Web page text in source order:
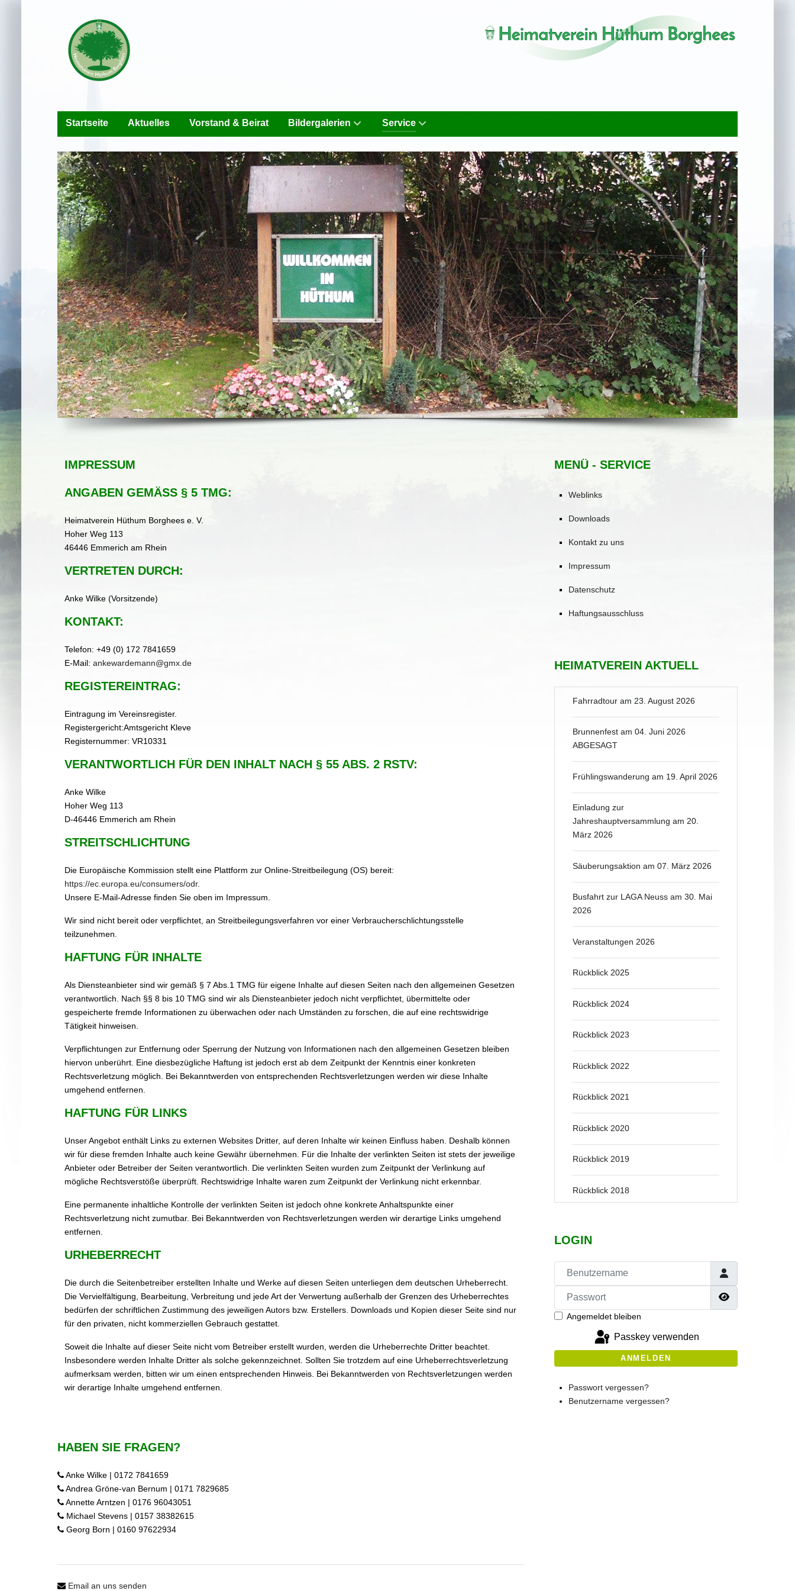
Startseite Aktuelles Vorstand & Beirat Bildergalerien Service
IMPRESSUM
ANGABEN GEMÄSS § 5 TMG:
Heimatverein Hüthum Borghees e. V.
Hoher Weg 113
46446 Emmerich am Rhein
VERTRETEN DURCH:
Anke Wilke (Vorsitzende)
KONTAKT:
Telefon: +49 (0) 172 7841659
E-Mail: ankewardemann@gmx.de
REGISTEREINTRAG:
Eintragung im Vereinsregister.
Registergericht:Amtsgericht Kleve
Registernummer: VR10331
VERANTWORTLICH FÜR DEN INHALT NACH § 55 ABS. 2 RSTV:
Anke Wilke
Hoher Weg 113
D-46446 Emmerich am Rhein
STREITSCHLICHTUNG
Die Europäische Kommission stellt eine Plattform zur Online-Streitbeilegung (OS) bereit:
https://ec.europa.eu/consumers/odr.
Unsere E-Mail-Adresse finden Sie oben im Impressum.
Wir sind nicht bereit oder verpflichtet, an Streitbeilegungsverfahren vor einer Verbraucherschlichtungsstelle
teilzunehmen.
HAFTUNG FÜR INHALTE
Als Diensteanbieter sind wir gemäß § 7 Abs.1 TMG für eigene Inhalte auf diesen Seiten nach den allgemeinen Gesetzen
verantwortlich. Nach §§ 8 bis 10 TMG sind wir als Diensteanbieter jedoch nicht verpflichtet, übermittelte oder
gespeicherte fremde Informationen zu überwachen oder nach Umständen zu forschen, die auf eine rechtswidrige
Tätigkeit hinweisen.
Verpflichtungen zur Entfernung oder Sperrung der Nutzung von Informationen nach den allgemeinen Gesetzen bleiben
hiervon unberührt. Eine diesbezügliche Haftung ist jedoch erst ab dem Zeitpunkt der Kenntnis einer konkreten
Rechtsverletzung möglich. Bei Bekanntwerden von entsprechenden Rechtsverletzungen werden wir diese Inhalte
umgehend entfernen.
HAFTUNG FÜR LINKS
Unser Angebot enthält Links zu externen Websites Dritter, auf deren Inhalte wir keinen Einfluss haben. Deshalb können
wir für diese fremden Inhalte auch keine Gewähr übernehmen. Für die Inhalte der verlinkten Seiten ist stets der jeweilige
Anbieter oder Betreiber der Seiten verantwortlich. Die verlinkten Seiten wurden zum Zeitpunkt der Verlinkung auf
mögliche Rechtsverstöße überprüft. Rechtswidrige Inhalte waren zum Zeitpunkt der Verlinkung nicht erkennbar.
Eine permanente inhaltliche Kontrolle der verlinkten Seiten ist jedoch ohne konkrete Anhaltspunkte einer
Rechtsverletzung nicht zumutbar. Bei Bekanntwerden von Rechtsverletzungen werden wir derartige Links umgehend
entfernen.
URHEBERRECHT
Die durch die Seitenbetreiber erstellten Inhalte und Werke auf diesen Seiten unterliegen dem deutschen Urheberrecht.
Die Vervielfältigung, Bearbeitung, Verbreitung und jede Art der Verwertung außerhalb der Grenzen des Urheberrechtes
bedürfen der schriftlichen Zustimmung des jeweiligen Autors bzw. Erstellers. Downloads und Kopien dieser Seite sind nur
für den privaten, nicht kommerziellen Gebrauch gestattet.
Soweit die Inhalte auf dieser Seite nicht vom Betreiber erstellt wurden, werden die Urheberrechte Dritter beachtet.
Insbesondere werden Inhalte Dritter als solche gekennzeichnet. Sollten Sie trotzdem auf eine Urheberrechtsverletzung
aufmerksam werden, bitten wir um einen entsprechenden Hinweis. Bei Bekanntwerden von Rechtsverletzungen werden
wir derartige Inhalte umgehend entfernen.
HABEN SIE FRAGEN?
Anke Wilke | 0172 7841659
Andrea Gröne-van Bernum | 0171 7829685
Annette Arntzen | 0176 96043051
Michael Stevens | 0157 38382615
Georg Born | 0160 97622934
Email an uns senden
MENÜ - SERVICE
Weblinks
Downloads
Kontakt zu uns
Impressum
Datenschutz
Haftungsausschluss
HEIMATVEREIN AKTUELL
Fahrradtour am 23. August 2026
Brunnenfest am 04. Juni 2026
ABGESAGT
Frühlingswanderung am 19. April 2026
Einladung zur
Jahreshauptversammlung am 20.
März 2026
Säuberungsaktion am 07. März 2026
Busfahrt zur LAGA Neuss am 30. Mai
2026
Veranstaltungen 2026
Rückblick 2025
Rückblick 2024
Rückblick 2023
Rückblick 2022
Rückblick 2021
Rückblick 2020
Rückblick 2019
Rückblick 2018
LOGIN
Benutzername
Passwort
Angemeldet bleiben
Passkey verwenden
ANMELDEN
Passwort vergessen?
Benutzername vergessen?